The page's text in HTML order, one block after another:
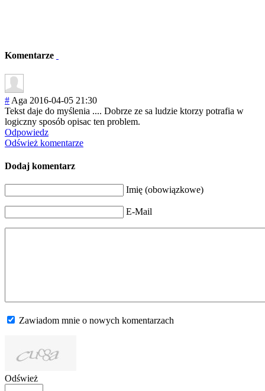
Komentarze
# Aga 2016-04-05 21:30
Tekst daje do myślenia .... Dobrze ze sa ludzie ktorzy potrafia w
logiczny sposób opisac ten problem.
Odpowiedz
Odśwież komentarze
Dodaj komentarz
Imię (obowiązkowe)
E-Mail
Zawiadom mnie o nowych komentarzach
Odśwież